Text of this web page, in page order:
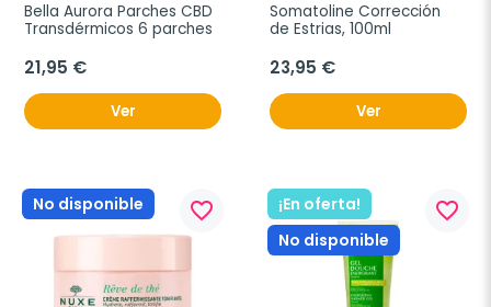
Bella Aurora Parches CBD
Transdérmicos 6 parches
21,95 €
Ver
Somatoline Corrección
de Estrias, 100ml
23,95 €
Ver
No disponible favorite_border
¡En oferta!
No disponible
favorite_border